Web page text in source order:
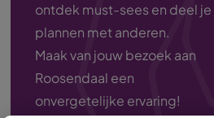
ontdek must-sees en deel je
plannen met anderen.
Maak van jouw bezoek aan
Roosendaal een
onvergetelijke ervaring!